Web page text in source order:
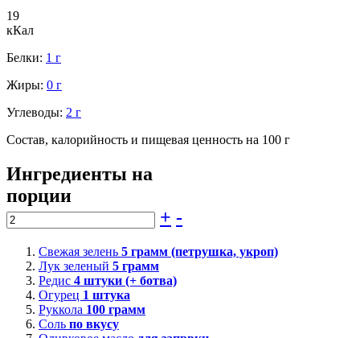
19
кКал
Белки: 1 г
Жиры: 0 г
Углеводы: 2 г
Состав, калорийность и пищевая ценность на 100 г
Ингредиенты на
порции
+ -
Свежая зелень 5 грамм (петрушка, укроп)
Лук зеленый 5 грамм
Редис 4 штуки (+ ботва)
Огурец 1 штука
Руккола 100 грамм
Соль по вкусу